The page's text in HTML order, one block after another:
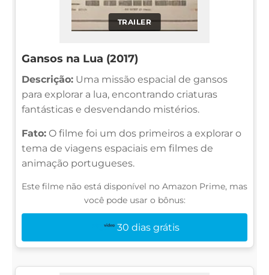
TRAILER
Gansos na Lua (2017)
Descrição: Uma missão espacial de gansos
para explorar a lua, encontrando criaturas
fantásticas e desvendando mistérios.
Fato: O filme foi um dos primeiros a explorar o
tema de viagens espaciais em filmes de
animação portugueses.
Este filme não está disponível no Amazon Prime, mas
você pode usar o bônus:
30 dias grátis